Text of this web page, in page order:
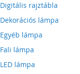
Digitális rajztábla
Dekorációs lámpa
Egyéb lámpa
Fali lámpa
LED lámpa